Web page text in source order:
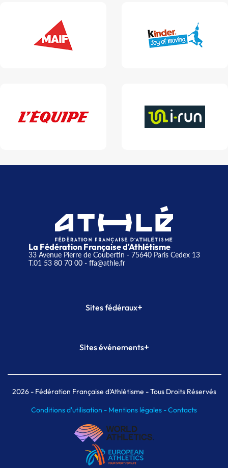
La Fédération Française d'Athlétisme
33 Avenue Pierre de Coubertin - 75640 Paris Cedex 13
T.01 53 80 70 00- ffa@athle.fr
Sites fédéraux+
Plateforme Formation
Sites événements+
Meeting de Paris indoor
MAIF Ekiden de Paris
2026- Fédération Française d'Athlétisme - Tous Droits Réservés
Conditions d'utilisation - Mentions légales -Contacts